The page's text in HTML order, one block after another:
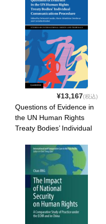
¥13,167(税込)
Questions of Evidence in
the UN Human Rights
Treaty Bodies’ Individual
Procedure. . 2026. ISBN:
9781009639217